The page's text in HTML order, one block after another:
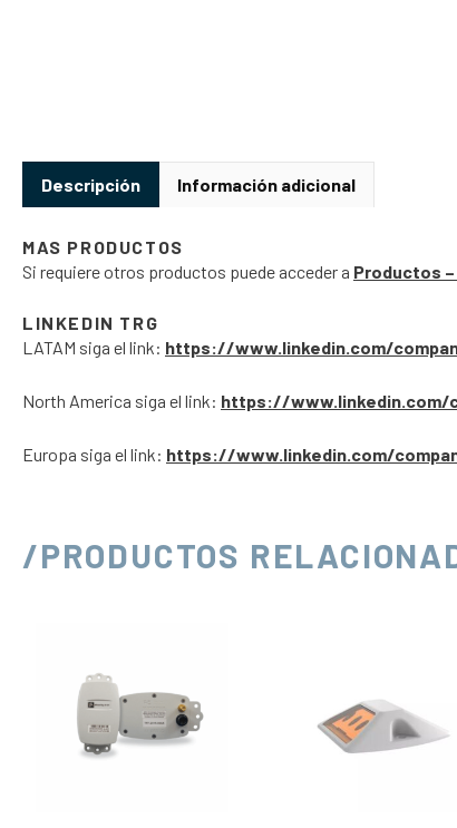
Descripción Información adicional
MAS PRODUCTOS
Si requiere otros productos puede acceder a Productos –
LINKEDIN TRG
LATAM siga el link: https://www.linkedin.com/
North America siga el link: https://www.linkedin.com/
Europa siga el link: https://www.linkedin.com/
/PRODUCTOS